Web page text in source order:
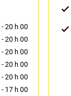
-20 h 00
-20 h 00
-20 h 00
-20 h 00
-20 h 00
- 17 h 00